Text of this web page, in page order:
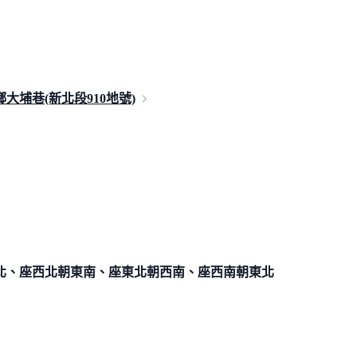
大埔巷(新北段910地號)
、座西北朝東南、座東北朝西南、座西南朝東北